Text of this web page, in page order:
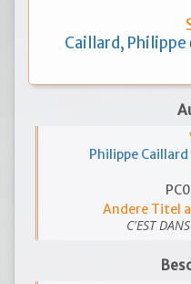
Caillard, Philippe
Philippe Caillard
Andere Titel
C'EST